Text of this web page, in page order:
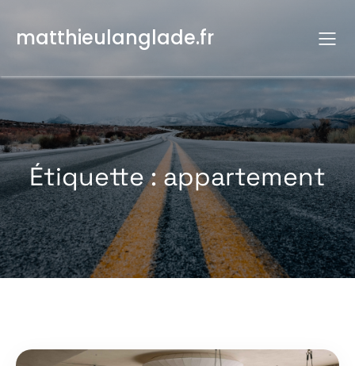
contenu
matthieulanglade.fr
Étiquette :appartement